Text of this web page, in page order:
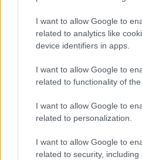
I want to allow Google to
related to analytics like
device identifiers in apps.
I want to allow Google to
related to functionality of
I want to allow Google to
related to personalization.
I want to allow Google to
related to security, including
Nell’ultimo studio, 134
sabizabulina e un
tassi di mortalità dei due
significativamente diversi:
placebo è morto rispetto a
che hanno ricevuto il
del rischio di morte.